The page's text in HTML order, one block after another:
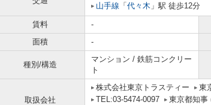
山手線 「 代々木 」駅 徒歩12分
賃料 -
面積
-
種別/構造
マンション / 鉄筋コンクリー
ト
取扱会社
株式会社東京トラスティー
東
TEL:03-5474-0097
東京都知事